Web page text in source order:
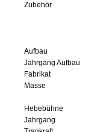
Zubehör
Aufbau
Jahrgang Aufbau
Fabrikat
Masse
Hebebühne
Jahrgang